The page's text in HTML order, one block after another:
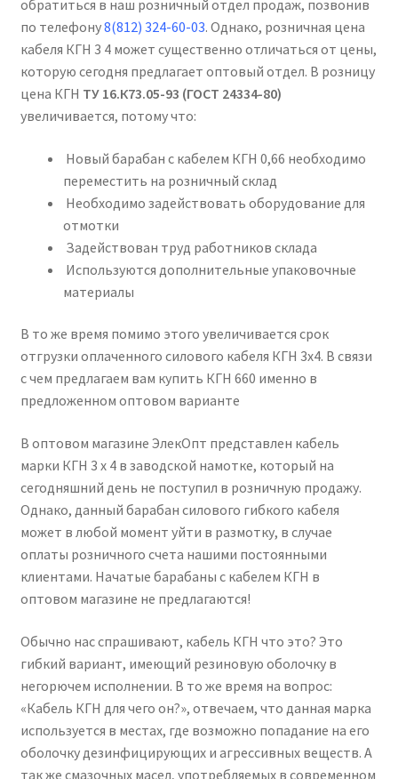
обратиться в наш розничный отдел продаж, позвонив
по телефону8(812) 324-60-03. Однако, розничная цена
кабеля КГН 3 4 может существенно отличаться от цены,
которую сегодня предлагает оптовый отдел. В розницу
цена КГН ТУ 16.К73.05-93 (ГОСТ 24334-80)
увеличивается, потому что:
Новый барабан с кабелем КГН 0,66 необходимо
переместить на розничный склад
Необходимо задействовать оборудование для
отмотки
Задействован труд работников склада
Используются дополнительные упаковочные
материалы
В то же время помимо этого увеличивается срок
отгрузки оплаченного силового кабеля КГН 3х4. В связи
с чем предлагаем вам купить КГН 660 именно в
предложенном оптовом варианте
В оптовом магазине ЭлекОпт представлен кабель
марки КГН 3 х 4 в заводской намотке, который на
сегодняшний день не поступил в розничную продажу.
Однако, данный барабан силового гибкого кабеля
может в любой момент уйти в размотку, в случае
оплаты розничного счета нашими постоянными
клиентами. Начатые барабаны с кабелем КГН в
оптовом магазине не предлагаются!
Обычно нас спрашивают, кабель КГН что это? Это
гибкий вариант, имеющий резиновую оболочку в
негорючем исполнении. В то же время на вопрос:
«Кабель КГН для чего он?», отвечаем, что данная марка
используется в местах, где возможно попадание на его
оболочку дезинфицирующих и агрессивных веществ. А
так же смазочных масел, употребляемых в современном